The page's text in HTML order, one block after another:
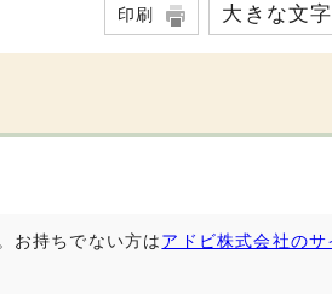
印刷 大きな文
お持ちでない方はアドビ株式会社のサ